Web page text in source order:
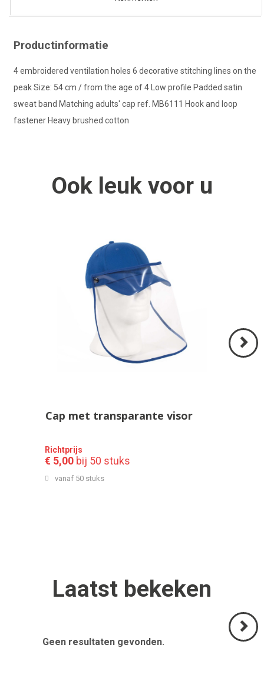
Productinformatie
4 embroidered ventilation holes 6 decorative stitching lines on the
peak Size: 54 cm / from the age of 4 Low profile Padded satin
sweat band Matching adults' cap ref. MB6111 Hook and loop
fastener Heavy brushed cotton
Ook leuk voor u
Cap met transparante visor
Richtprijs
€ 5,00 bij 50 stuks
vanaf 50 stuks
Laatst bekeken
Geen resultaten gevonden.